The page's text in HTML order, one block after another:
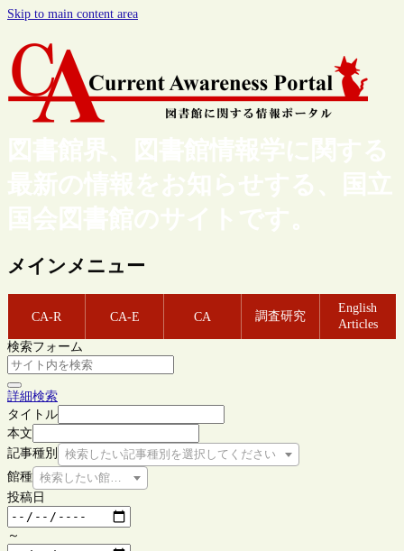
Skip to main content area
図書館界、図書館情報学に関する
最新の情報をお知らせする、国立
国会図書館のサイトです。
メインメニュー
CA-R CA-E CA 調査研究
English
Articles
検索フォーム
詳細検索
タイトル
本文
記事種別
検索したい記事種別を選択してください
館種 検索したい館種を選択してください
投稿日
～